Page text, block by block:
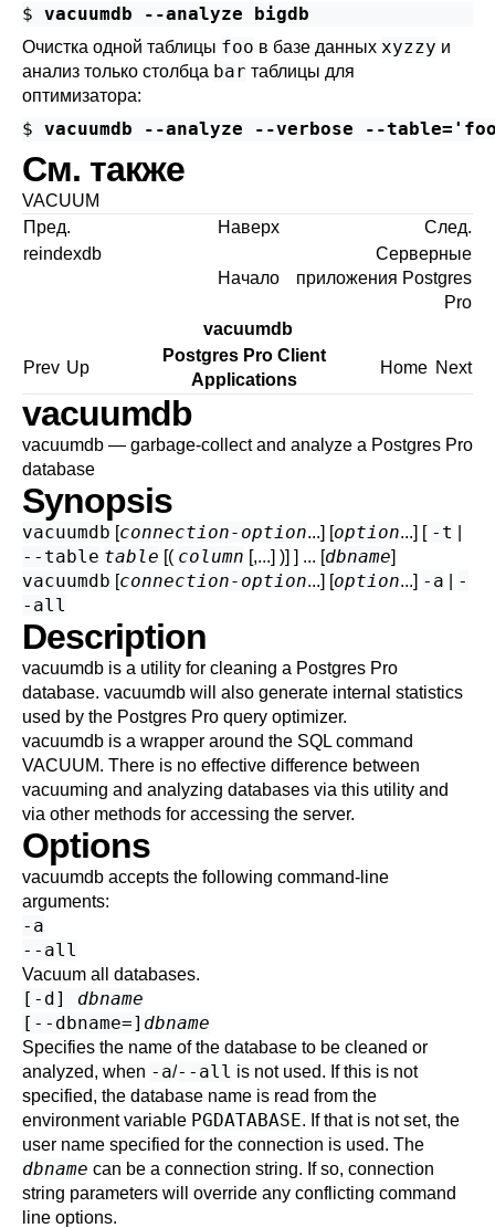
$ vacuumdb --analyze bigdb
Очистка одной таблицы foo в базе данных xyzzy и
анализ только столбца bar таблицы для
оптимизатора:
$ vacuumdb --analyze --verbose --
См. также
VACUUM
Пред.
Наверх
След.
reindexdb
Начало
Серверные
приложения Postgres
Pro
vacuumdb
Prev Up
Postgres Pro Client
Applications
Home Next
vacuumdb
vacuumdb — garbage-collect and analyze a Postgres Pro
database
Synopsis
vacuumdb [connection-option...] [option...] [ -t
--table table [( column [,...] )] ] ... [dbname]
vacuumdb [connection-option...] [option...] -a
-
-all
Description
vacuumdb is a utility for cleaning a Postgres Pro
database. vacuumdb will also generate internal statistics
used by the Postgres Pro query optimizer.
vacuumdb is a wrapper around the SQL command
VACUUM. There is no effective difference between
vacuuming and analyzing databases via this utility and
via other methods for accessing the server.
Options
vacuumdb accepts the following command-line
arguments:
-a
--all
Vacuum all databases.
[ -d] dbname
[ --dbname=] dbname
Specifies the name of the database to be cleaned or
analyzed, when -a/--all is not used. If this is not
specified, the database name is read from the
environment variable PGDATABASE. If that is not set, the
user name specified for the connection is used. The
dbname can be a connection string. If so, connection
string parameters will override any conflicting command
line options.